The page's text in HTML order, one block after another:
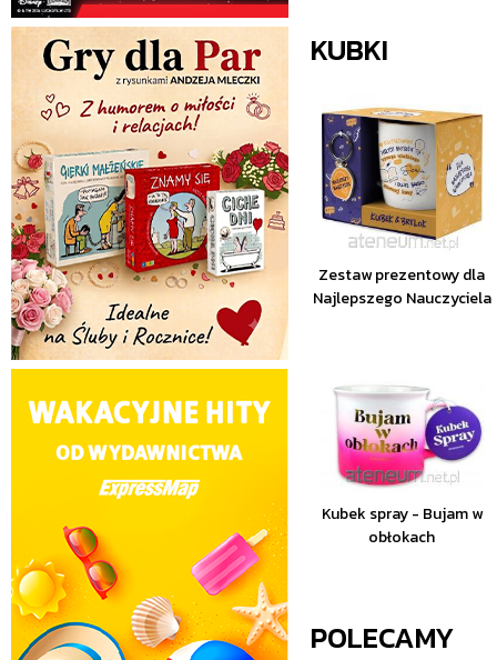
KUBKI
Zestaw prezentowy dla
Najlepszego Nauczyciela
Kubek spray - Bujam w
obłokach
POLECAMY